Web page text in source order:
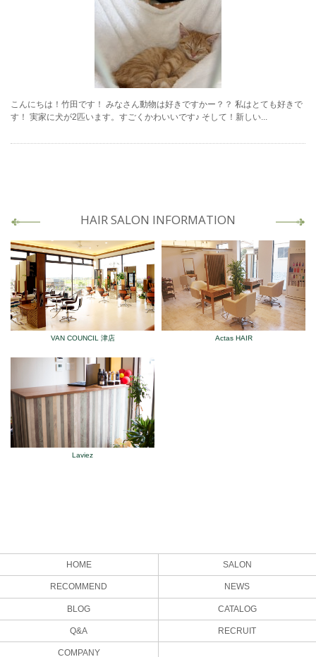
こんにちは！竹田です！ みなさん動物は好きですかー？？ 私はとても好きで
す！ 実家に犬が2匹います。すごくかわいいです♪ そして！新しい...
HAIR SALON INFORMATION
VAN COUNCIL 津店 Actas HAIR
Laviez
HOME SALON
RECOMMEND NEWS
BLOG CATALOG
Q&A RECRUIT
COMPANY